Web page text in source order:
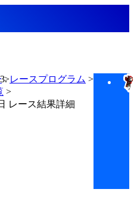
レースプログラム
レース結果詳細